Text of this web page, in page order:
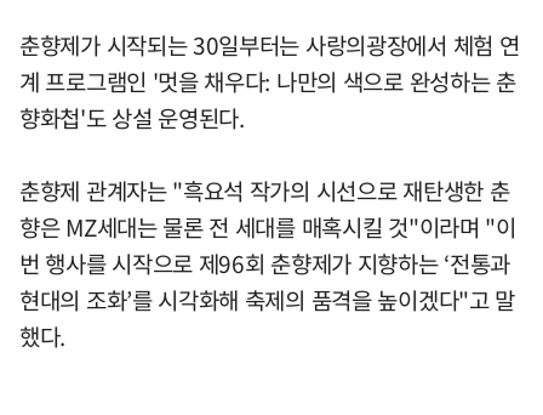
춘향제가 시작되는 30일부터는 사랑의광장에서 체험 연
계 프로그램인 '멋을 채우다: 나만의 색으로 완성하는 춘
향화첩'도 상설 운영된다.
춘향제 관계자는 "흑요석 작가의 시선으로 재탄생한 춘
향은 MZ세대는 물론 전 세대를 매혹시킬 것"이라며 "이
번 행사를 시작으로 제96회 춘향제가 지향하는 ‘전통과
현대의 조화’를 시각화해 축제의 품격을 높이겠다"고 말
했다.